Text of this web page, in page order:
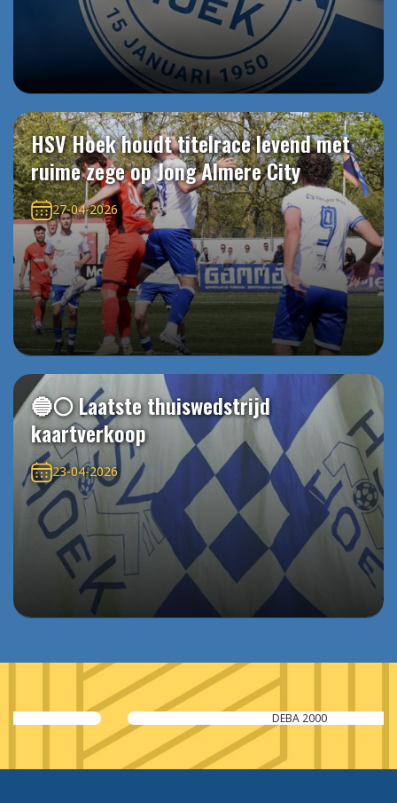
HSV Hoek houdt titelrace levend met
ruime zege op Jong Almere City
27-04-2026
🔵⚪️ Laatste thuiswedstrijd
kaartverkoop
23-04-2026